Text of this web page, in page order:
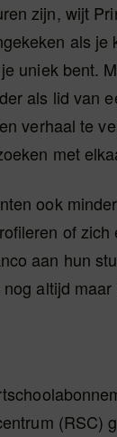
zijn, wijt
als je
uniek bent.
als lid van
verhaal te
met
ook
of
aan hun
altijd
(RSC)